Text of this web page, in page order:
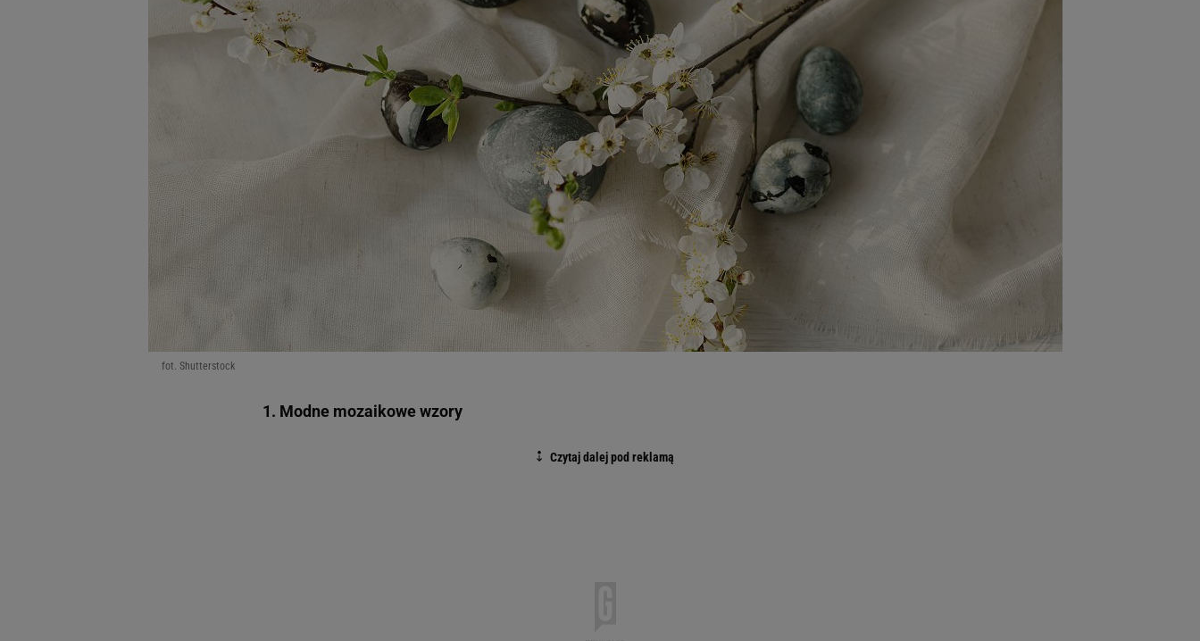
fot. Shutterstock
1. Modne mozaikowe wzory
Przechowywanie informacji na urządzeniu lub dostęp do nich. Spersonalizowane reklamy i treści, pomiar reklam i treści,
badnie odbiorców i ulepszanie usług.
Lista Zaufanych Partnerów